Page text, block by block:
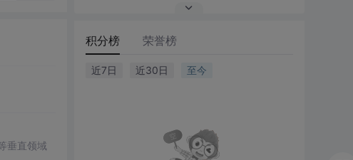
垂直领域
积分榜 荣誉榜
近7日 近30日 至今